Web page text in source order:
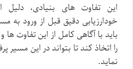
این تفاوت های بنیادی، دلیل
خودارزیابی دقیق قبل از ورود به
باید با آگاهی کامل از این تفاوت
را اتخاذ کند تا بتواند در این مسیر
نماید.